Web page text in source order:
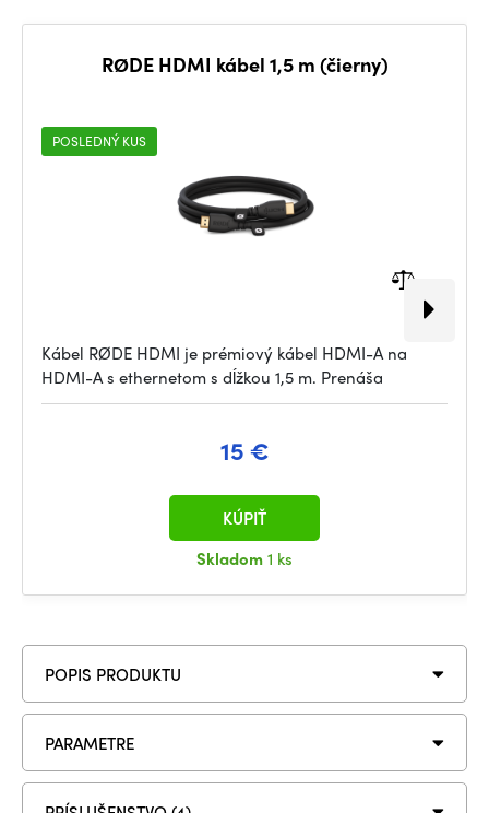
RØDE HDMI kábel 1,5 m (čierny)
POSLEDNÝ KUS
Kábel RØDE HDMI je prémiový kábel HDMI-A na
HDMI-A s ethernetom s dĺžkou 1,5 m. Prenáša
15 €
Skladom1 ks
KÚPIŤ
POPIS PRODUKTU
PARAMETRE